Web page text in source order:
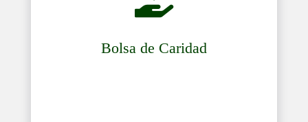
Bolsa de Caridad